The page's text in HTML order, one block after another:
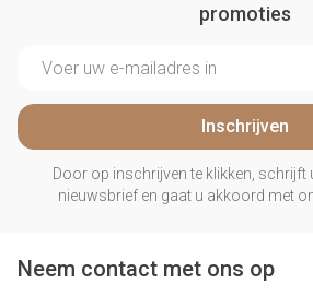
promoties
Inschrijven
Door op inschrijven te klikken, schrijft
nieuwsbrief en gaat u akkoord met
Neem contact met ons op